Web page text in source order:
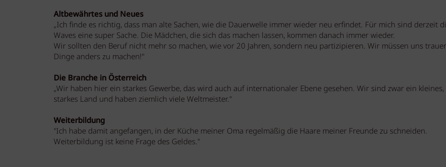
Altbewährtes und Neues
„Ich finde es richtig, dass man alte Sachen, wie die Dauerwelle immer wieder neu erfindet. Für mich sind derzeit
Waves eine super Sache. Die Mädchen, die sich das machen lassen, kommen danach immer wieder.
Wir sollten den Beruf nicht mehr so machen, wie vor 20 Jahren, sondern neu partizipieren. Wir müssen uns
Dinge anders zu machen!"
Die Branche in Österreich
„Wir haben hier ein starkes Gewerbe, das wird auch auf internationaler Ebene gesehen. Wir sind zwar ein
starkes Land und haben ziemlich viele Weltmeister."
Weiterbildung
"Ich habe damit angefangen, in der Küche meiner Oma regelmäßig die Haare meiner Freunde zu schneiden.
Weiterbildung ist keine Frage des Geldes."